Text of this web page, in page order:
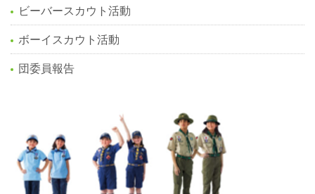
ビーバースカウト活動
ボーイスカウト活動
団委員報告